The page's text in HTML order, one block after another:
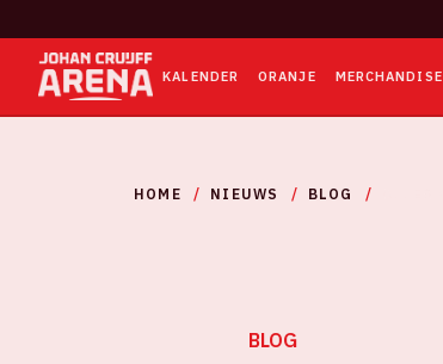
KALENDER ORANJE MERCHANDISE
HOME NIEUWS BLOG
BLOG